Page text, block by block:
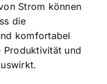
Strom können
die
komfortabel
und